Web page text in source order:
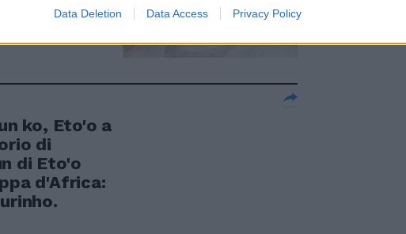
Data Deletion Data Access Privacy Policy
ko, Eto'o a
di
di Eto'o
d'Africa: